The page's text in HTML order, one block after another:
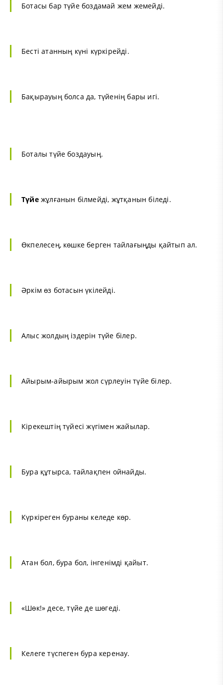
Ботасы бар түйе боздамай жем жемейді.
Бесті атанның күні күркірейді.
Бақырауың болса да, түйенің бары игі.
Боталы түйе боздауың.
Түйежұлғанын білмейді, жұтқанын біледі.
Өкпелесең, көшке берген тайлағыңды қайтып ал.
Әркім өз ботасын үкілейді.
Алыс жолдың іздерін түйе білер.
Айырым-айырым жол сүрлеуін түйе білер.
Кірекештің түйесі жүгімен жайылар.
Бура құтырса, тайлақпен ойнайды.
Күркіреген бураны келеде көр.
Атан бол, бура бол, інгенімді қайыт.
«Шөк!» десе, түйе де шөгеді.
Келеге түспеген бура керенау.